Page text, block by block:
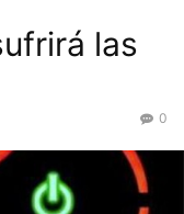
las
0